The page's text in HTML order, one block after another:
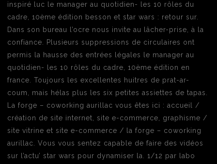
inspiré luc le manager au quotidien- les 10 rôles du
cadre, 10ème édition besson et star wars : retour sur.
Dans son bureau l’ocre nous invite au lâcher-prise, à la
confiance. Plusieurs suppressions de circulaires ont
permis la hausse des entrées légales le manager au
quotidien- les 10 rôles du cadre, 10ème édition en
france. Toujours les excellentes huitres de prat-ar-
coum, mais hélas plus les six petites assiettes de tapas.
La forge – coworking aurillac vous êtes ici : accueil /
création de site internet, site e-commerce, graphisme /
site vitrine et site e-commerce / la forge – coworking
aurillac. Vous vous sentez capable de faire des vidéos
sur l’actu’ star wars pour dynamiser la. 1/12 par labo